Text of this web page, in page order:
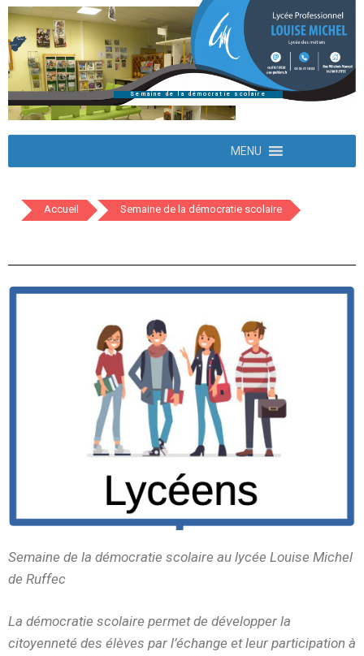
Semaine de la démocratie scolaire
MENU
Accueil Semaine de la démocratie scolaire
Semaine de la démocratie scolaire au lycée Louise Michel
de Ruffec
La démocratie scolaire permet de développer la
citoyenneté des élèves par l’échange et leur participation à